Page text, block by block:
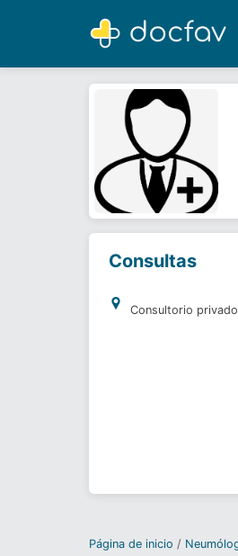
Giovanna
Neumólogo
Consultas
Consultorio privado
Página de inicio